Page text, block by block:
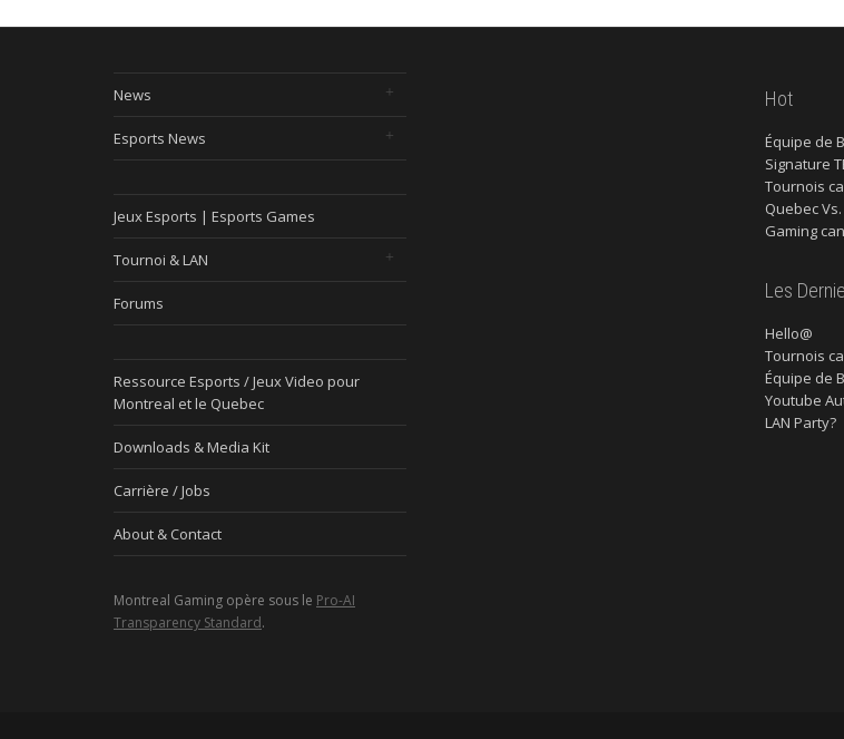
News
Esports News
Jeux Esports | Esports Games
Tournoi & LAN
Forums
Ressource Esports / Jeux Video pour
Montreal et le Quebec
Downloads & Media Kit
Carrière / Jobs
About & Contact
Montreal Gaming opère sous le Pro-AI
Transparency Standard.
Hot
Équipe de
Signature
Tournois
Quebec
Gaming
Les
Hello@
Tournois
Équipe de
Youtube
LAN Party?